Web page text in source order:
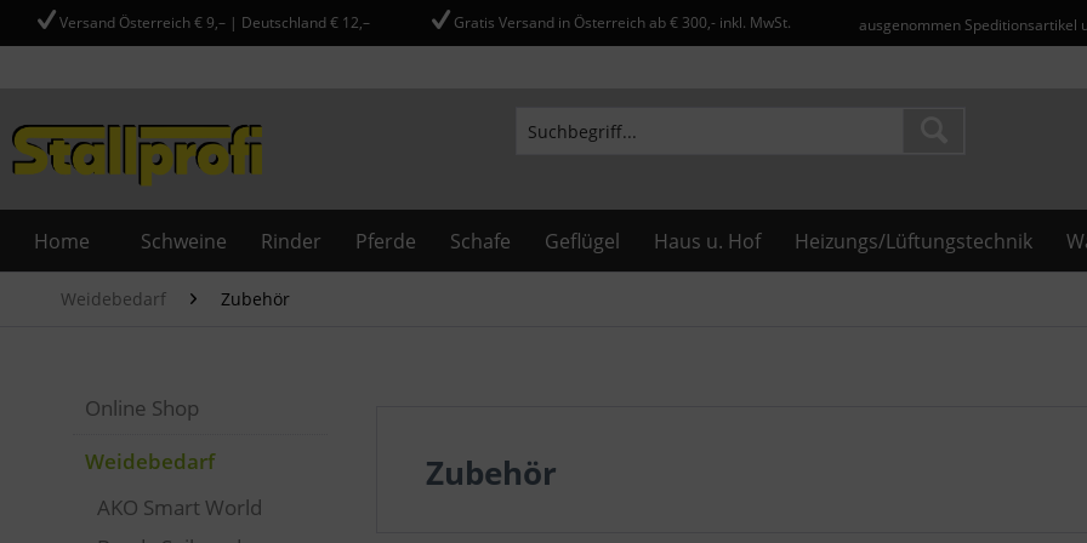
Versand Österreich € 9,– | Deutschland € 12,– Gratis Versand in Österreich ab € 300,- inkl. MwSt. ausgenommen Speditionsartikel
Home Schweine Rinder Pferde Schafe Geflügel Haus u. Hof Heizungs/Lüftungstechnik
Weidebedarf Zubehör
Online Shop
Weidebedarf
AKO Smart World
Zubehör